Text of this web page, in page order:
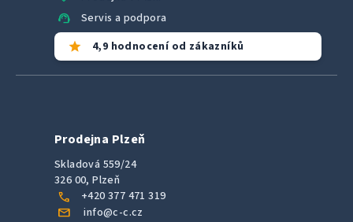
support_agent Servis a podpora
star 4,9 hodnocení od zákazníků
Prodejna Plzeň
Skladová 559/24
326 00, Plzeň
call +420 377 471 319
mail info@c-c.cz